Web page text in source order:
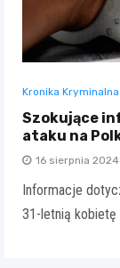
Kronika Kryminalna
Szokujące
ataku na
16 sierpnia 2024
Informacje
31-letnią kobietę